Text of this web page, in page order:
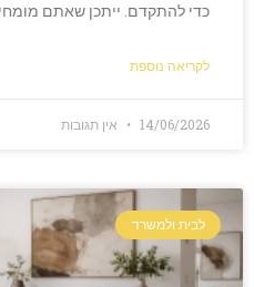
כדי להתקדם. ייתכן שאתם
לקריאה נוספת
14/06/2026 אין תגובות
לבית ולמשרד